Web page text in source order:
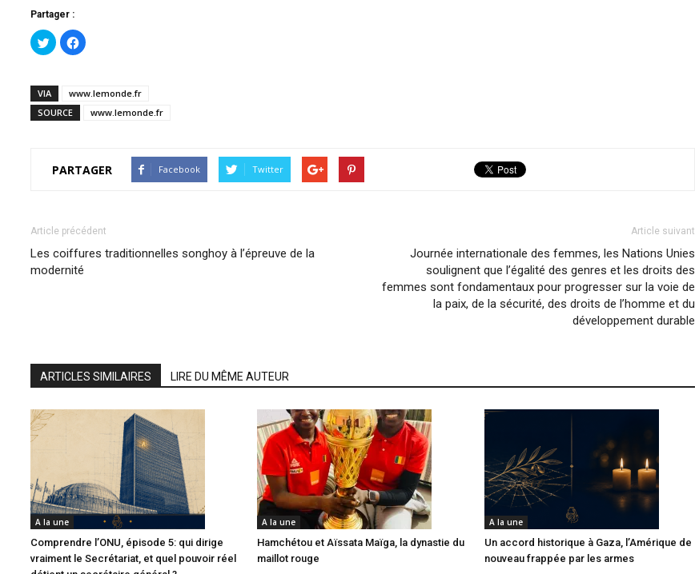
Partager :
Cliquez
pour
partager
dans
une
nouvelle
fenêtre)
Cliquez
pour
dans
une
nouvelle
fenêtre)
VIA
www.lemonde.fr
SOURCE
www.lemonde.fr
PARTAGER Facebook Twitter
Article précédent
Les coiffures traditionnelles songhoy à l’épreuve de la
modernité
Article suivant
Journée internationale des femmes, les Nations Unies
soulignent que l’égalité des genres et les droits des
femmes sont fondamentaux pour progresser sur la voie de
la paix, de la sécurité, des droits de l’homme et du
développement durable
ARTICLES SIMILAIRES LIRE DU MÊME AUTEUR
A la une
Comprendre l’ONU, épisode 5: qui dirige
vraiment le Secrétariat, et quel pouvoir réel
A la une
Hamchétou et Aïssata Maïga, la dynastie du
maillot rouge
A la une
Un accord historique à Gaza, l’Amérique de
nouveau frappée par les armes